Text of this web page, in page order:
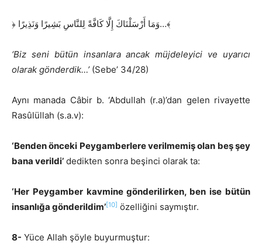
﴿ وَمَا أَرْسَلْنَاكَ إِلَّا كَافَّةً لِلنَّاسِ بَشِيرًا وَنَذِيرًا…﴾
‘Biz seni bütün insanlara ancak müjdeleyici ve uyarıcı
olarak gönderdik…’(Sebe’ 34/28)
Aynı manada Câbir b. ‘Abdullah (r.a)’dan gelen rivayette
Rasûlüllah (s.a.v):
‘Benden önceki Peygamberlere verilmemiş olan beş şey
bana verildi’ dedikten sonra beşinci olarak ta:
‘Her Peygamber kavmine gönderilirken, ben ise bütün
insanlığa gönderildim’[10] özelliğini saymıştır.
8- Yüce Allah şöyle buyurmuştur: